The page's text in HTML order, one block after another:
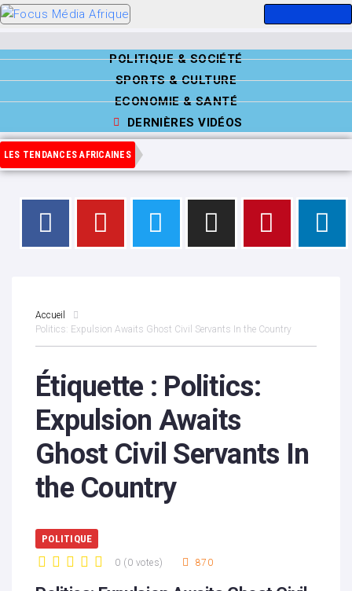
POLITIQUE & SOCIÉTÉ
SPORTS & CULTURE
ECONOMIE & SANTÉ
DERNIÈRES VIDÉOS
LES TENDANCES AFRICAINES
Accueil
Politics: Expulsion Awaits Ghost Civil Servants In the Country
Étiquette : Politics:
Expulsion Awaits
Ghost Civil Servants In
the Country
POLITIQUE
0 ( 0 votes) 870